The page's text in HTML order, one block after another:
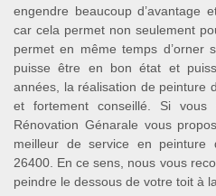
engendre beaucoup d’avantage
car cela permet non seulement
permet en même temps d’orner
puisse être en bon état et
années, la réalisation de peinture
et fortement conseillé. Si
Rénovation Génarale vous
meilleur de service en
26400. En ce sens, nous vous
peindre le dessous de votre toit à